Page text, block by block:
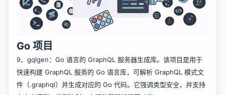
Go 项目
9、 gqlgen：Go 语言的 GraphQL 服务器生成库。该项目是用于
快速构建 GraphQL 服务的 Go 语言库，可解析 GraphQL 模式文
件（.graphql）并生成对应的 Go 代码。它强调类型安全，并支持